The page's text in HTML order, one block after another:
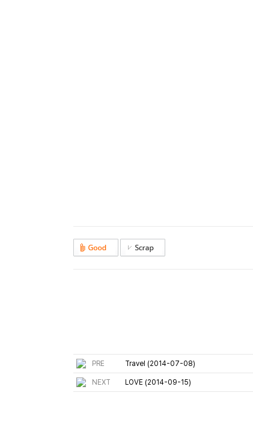
PRE Travel (2014-07-08)
NEXT LOVE (2014-09-15)